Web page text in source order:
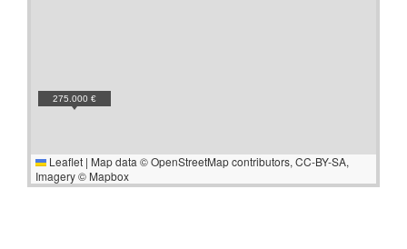
275.000 €
Leaflet | Map data ©OpenStreetMapcontributors, CC-BY-SA,
Imagery © Mapbox